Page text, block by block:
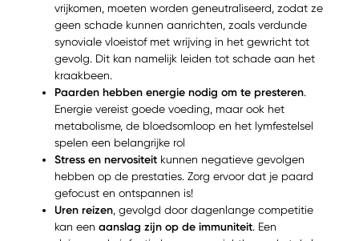
vrijkomen, moeten worden geneutraliseerd, zodat ze
geen schade kunnen aanrichten, zoals verdunde
synoviale vloeistof met wrijving in het gewricht tot
gevolg. Dit kan namelijk leiden tot schade aan het
kraakbeen.
Paarden hebben energie nodig om te presteren.
Energie vereist goede voeding, maar ook het
metabolisme, de bloedsomloop en het lymfestelsel
spelen een belangrijke rol
Stress en nervositeit kunnen negatieve gevolgen
hebben op de prestaties. Zorg ervoor dat je paard
gefocust en ontspannen is!
Uren reizen, gevolgd door dagenlange competitie
kan een aanslag zijn op de immuniteit. Een